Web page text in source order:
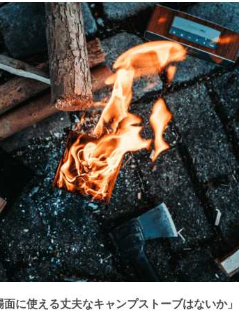
に使える丈夫なキャンプストーブはないか」